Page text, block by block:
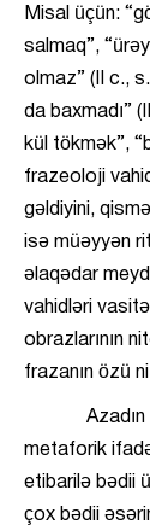
Misal üçün:
salmaq”,
olmaz” (II c.,
da baxmadı”
kül tökmək”,
frazeoloji
gəldiyini,
isə müəyyən
əlaqədar
vahidləri
obrazlarının
frazanın özü
Azadın bir
metaforik
etibarilə bədii
çox bədii